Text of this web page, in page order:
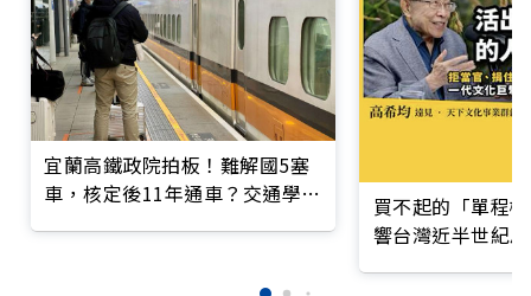
宜蘭高鐵政院拍板！難解國5塞
車，核定後11年通車？交通學
買不起的「單程
響台灣近半世紀